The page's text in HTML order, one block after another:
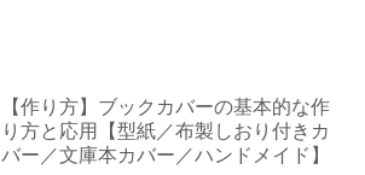
【作り方】ブックカバーの基本的な作
り方と応用【型紙／布製しおり付きカ
バー／文庫本カバー／ハンドメイド】